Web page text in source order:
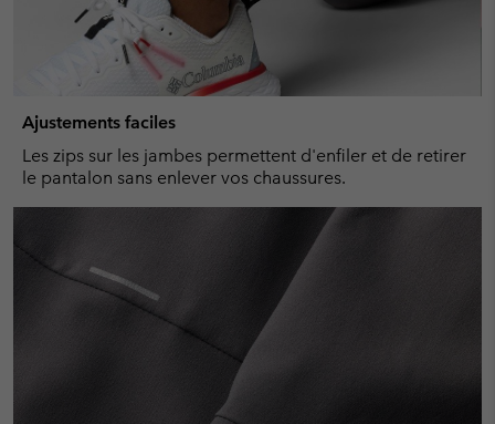
Ajustements faciles
Les zips sur les jambes permettent d'enfiler et de retirer
le pantalon sans enlever vos chaussures.